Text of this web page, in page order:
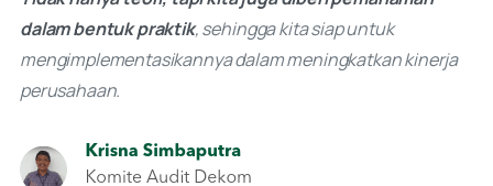
dalam bentuk praktik, sehingga kita siap untuk
mengimplementasikannya dalam meningkatkan kinerja
perusahaan.